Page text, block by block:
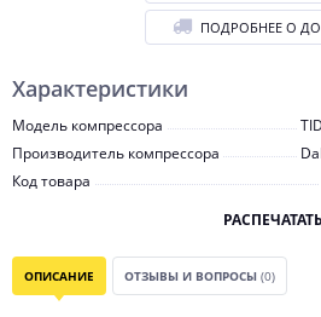
Характеристики
Модель компрессора
Производитель компрессора
Код товара
РАСПЕЧАТАТЬ
ПОДРОБНЕЕ О
ОПИСАНИЕ ОТЗЫВЫ И ВОПРОСЫ (0)